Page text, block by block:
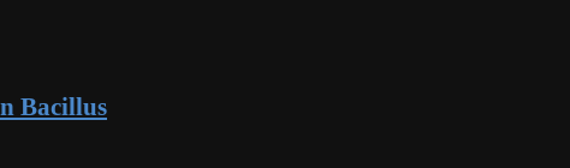
Bacillus